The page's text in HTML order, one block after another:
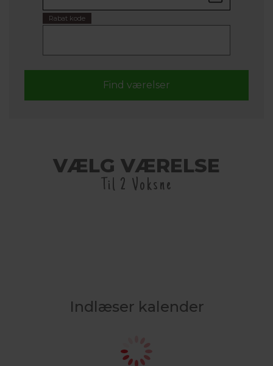
Rabat kode
VÆLG VÆRELSE
Til 2 Voksne
Indlæser kalender